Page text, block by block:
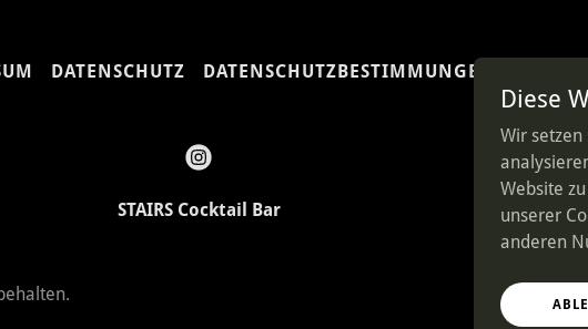
DATENSCHUTZ DATENSCHUTZBESTIMMUNGEN
STAIRS Cocktail Bar
Diese
Wir setzen
Website
unserer
anderen